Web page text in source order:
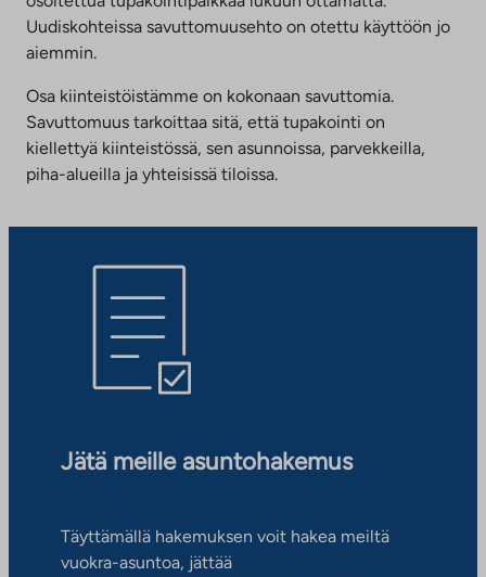
Uudiskohteissa savuttomuusehto on otettu käyttöön jo
aiemmin.
Osa kiinteistöistämme on kokonaan savuttomia.
Savuttomuus tarkoittaa sitä, että tupakointi on
kiellettyä kiinteistössä, sen asunnoissa, parvekkeilla,
piha-alueilla ja yhteisissä tiloissa.
Jätä meille asuntohakemus
Täyttämällä hakemuksen voit hakea meiltä
vuokra-asuntoa, jättää